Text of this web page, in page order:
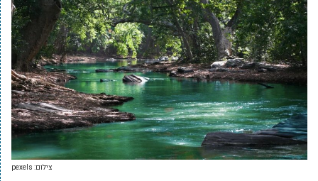
צילום: pexels